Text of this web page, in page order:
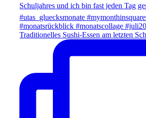
Traditionelles Sushi-Essen am letzten